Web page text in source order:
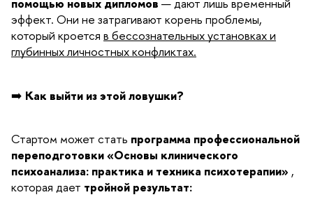
помощью новых дипломов — дают лишь временный
эффект. Они не затрагивают корень проблемы,
который кроется в бессознательных установках и
глубинных личностных конфликтах.
➡️ Как выйти из этой ловушки?
Стартом может стать программа профессиональной
переподготовки «Основы клинического
психоанализа: практика и техника психотерапии» ,
которая дает тройной результат: